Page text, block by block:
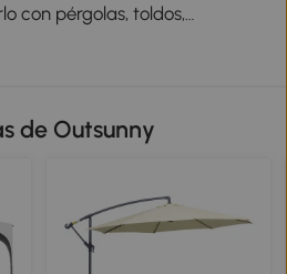
con pérgolas, toldos,
cómodos y elegantes,
Outsunny tus eventos y
de Outsunny